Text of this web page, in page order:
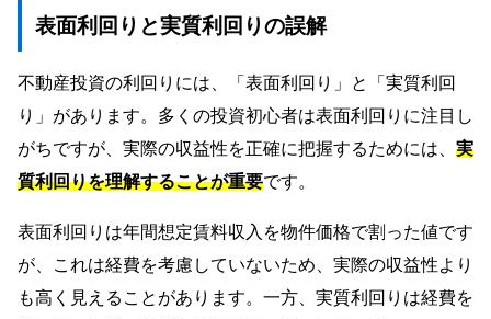
表面利回りと実質利回りの誤解
不動産投資の利回りには、「表面利回り」と「実質利回
り」があります。多くの投資初心者は表面利回りに注目し
がちですが、実際の収益性を正確に把握するためには、 実
質利回りを理解することが重要です。
表面利回りは年間想定賃料収入を物件価格で割った値です
が、これは経費を考慮していないため、実際の収益性より
も高く見えることがあります。一方、実質利回りは経費を